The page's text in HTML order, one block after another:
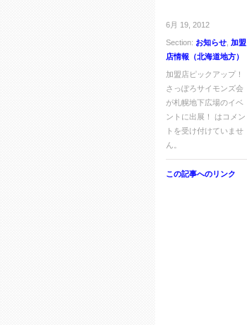
6月 19, 2012
Section: お知らせ, 加盟
店情報（北海道地方）
加盟店ピックアップ！
さっぽろサイモンズ会
が札幌地下広場のイベ
ントに出展！ は コメン
トを受け付けていませ
ん。
この記事へのリンク